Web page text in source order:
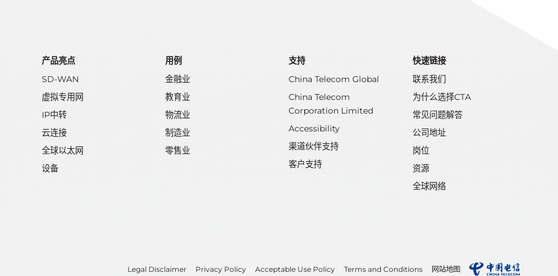
产品亮点
SD-WAN
虚拟专用网
IP中转
云连接
全球以太网
设备
用例
金融业
教育业
物流业
制造业
零售业
支持
China Telecom Global
China Telecom
Corporation Limited
Accessibility
渠道伙伴支持
客户支持
快速链接
联系我们
为什么选择CTA
常见问题解答
公司地址
岗位
资源
全球网络
Legal Disclaimer Privacy Policy Acceptable Use Policy Terms and Conditions 网站地图